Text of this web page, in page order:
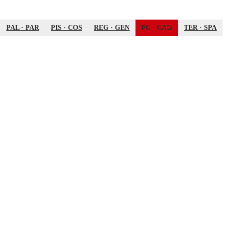
PAL· PAR PIS · COS REG · GEN FC · CAG TER · SPA